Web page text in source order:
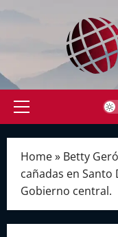
Primary
Home» Betty
cañadas en
Gobierno central.